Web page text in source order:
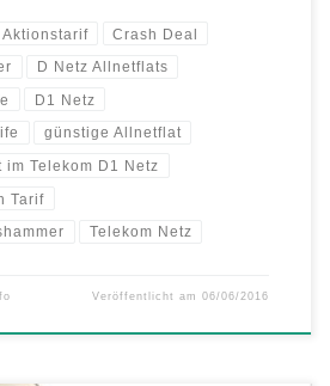
Aktionstarif Crash Deal
D Netz Allnetflats
D1 Netz
günstige Allnetflat
Telekom D1 Netz
Tarif
Telekom Netz
Veröffentlicht am06/06/2016